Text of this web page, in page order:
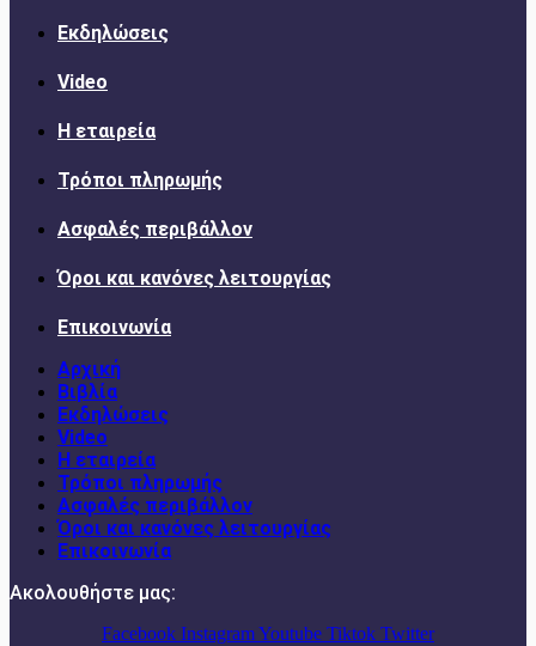
Εκδηλώσεις
Video
Η εταιρεία
Τρόποι πληρωμής
Ασφαλές περιβάλλον
Όροι και κανόνες λειτουργίας
Επικοινωνία
Αρχική
Βιβλία
Εκδηλώσεις
Video
Η εταιρεία
Τρόποι πληρωμής
Ασφαλές περιβάλλον
Όροι και κανόνες λειτουργίας
Επικοινωνία
Ακολουθήστε μας:
Facebook InstagramYoutube Tiktok Twitter